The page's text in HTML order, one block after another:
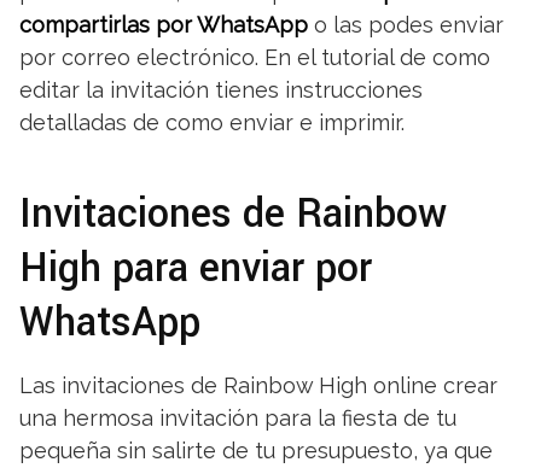
compartirlas por WhatsApp o las podes enviar
por correo electrónico. En el tutorial de como
editar la invitación tienes instrucciones
detalladas de como enviar e imprimir.
Invitaciones de Rainbow
High para enviar por
WhatsApp
Las invitaciones de Rainbow High online crear
una hermosa invitación para la fiesta de tu
pequeña sin salirte de tu presupuesto, ya que